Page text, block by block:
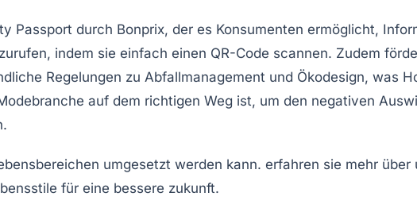
Passport durch Bonprix, der es Konsumenten ermöglicht,
indem sie einfach einen QR-Code scannen. Zudem
Regelungen zu Abfallmanagement und Ökodesign, was
auf dem richtigen Weg ist, um den negativen